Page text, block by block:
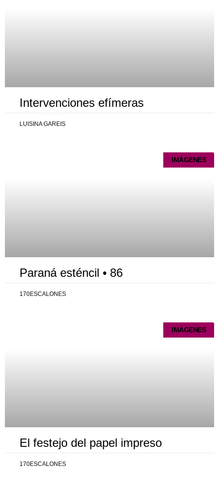
Intervenciones efímeras
LUISINA GAREIS
IMÁGENES
Paraná esténcil • 86
170ESCALONES
IMÁGENES
El festejo del papel impreso
170ESCALONES